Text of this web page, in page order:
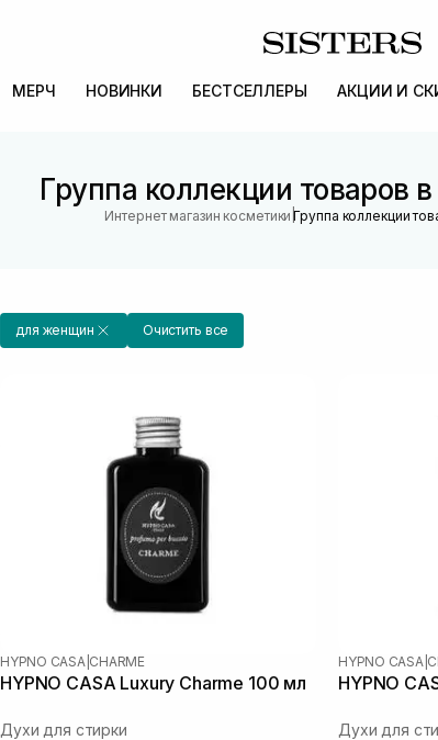
МЕРЧ НОВИНКИ БЕСТСЕЛЛЕРЫ АКЦИИ И
Группа коллекции товаров
Интернет магазин косметики |Группа коллекции
для женщин Очистить все
HYPNO CASA CHARME
HYPNO CASA Luxury Charme 100 мл
Духи для стирки
HYPNO CASA
HYPNO
Духи для